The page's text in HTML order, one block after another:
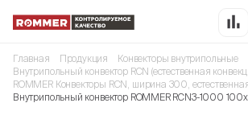
Главная Продукция
Конвекторы внутрипольные
Внутрипольный конвектор RCN (естественная
ROMMER Конвекторы RCN, ширина 300,
Внутрипольный конвектор ROMMER RCN3-1000